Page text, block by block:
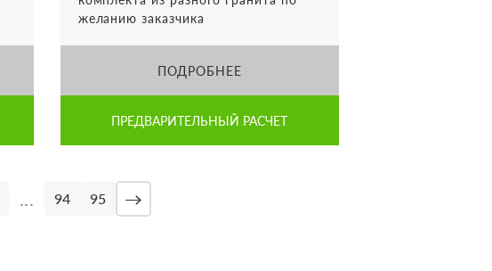
желанию заказчика
ПОДРОБНЕЕ
ПРЕДВАРИТЕЛЬНЫЙ РАСЧЕТ
... 94 95 →